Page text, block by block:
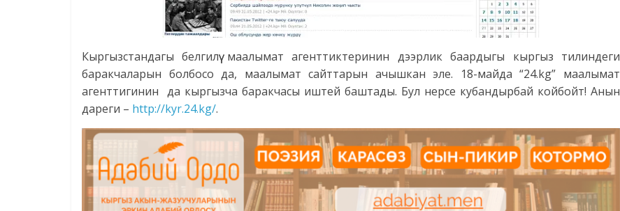
Кыргызстандагы белгилүү маалымат агенттиктеринин дээрлик баардыгы кыргыз тилиндеги
баракчаларын болбосо да, маалымат сайттарын ачышкан эле. 18-майда “24.kg” маалымат
агенттигинин да кыргызча баракчасы иштей баштады. Бул нерсе кубандырбай койбойт! Анын
дареги – http://kyr.24.kg/.